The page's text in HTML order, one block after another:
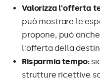
Valorizza l'offerta
può mostrare le
propone, può
l'offerta della
Risparmia tempo:
strutture ricettive